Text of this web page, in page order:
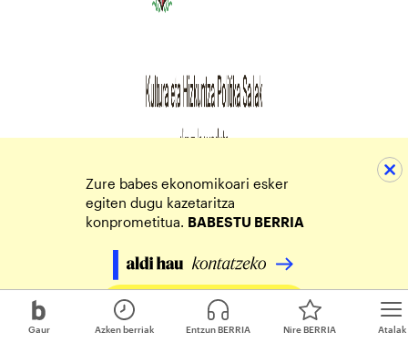
Gaur Atalak
Azken berriak Entzun BERRIA Nire BERRIA
Zure babes ekonomikoari esker
egiten dugu kazetaritza
konprometitua. BABESTU BERRIA
Egin zure ekarpena